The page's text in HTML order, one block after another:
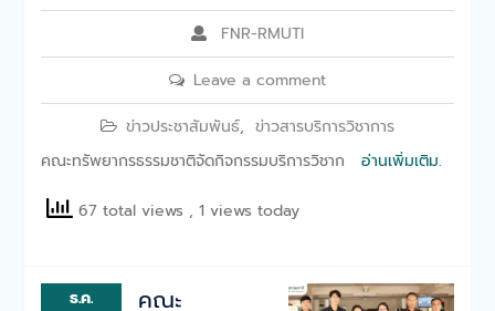
FNR-RMUTI
Leave a comment
ข่าวประชาสัมพันธ์, ข่าวสารบริการวิชาการ
คณะทรัพยากรธรรมชาติจัดกิจกรรมบริการวิชาก
อ่านเพิ่มเติม.
67 total views , 1 views today
ธ.ค. คณะ